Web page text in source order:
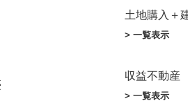
土地購入＋
> 一覧表示
収益不動産
> 一覧表示